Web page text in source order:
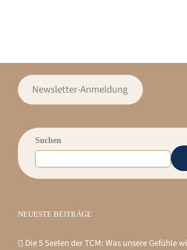
Newsletter-Anmeldung
Suchen
NEUESTE BEITRÄGE
Die 5 Seelen der TCM: Was unsere Gefühle